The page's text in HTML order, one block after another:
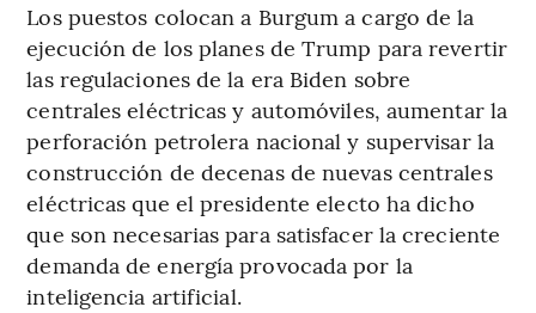
Los puestos colocan a Burgum a cargo de la
ejecución de los planes de Trump para revertir
las regulaciones de la era Biden sobre
centrales eléctricas y automóviles, aumentar la
perforación petrolera nacional y supervisar la
construcción de decenas de nuevas centrales
eléctricas que el presidente electo ha dicho
que son necesarias para satisfacer la creciente
demanda de energía provocada por la
inteligencia artificial.